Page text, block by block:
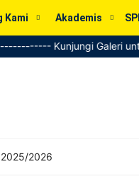
Kami Akademis
Kunjungi Galeri
2026